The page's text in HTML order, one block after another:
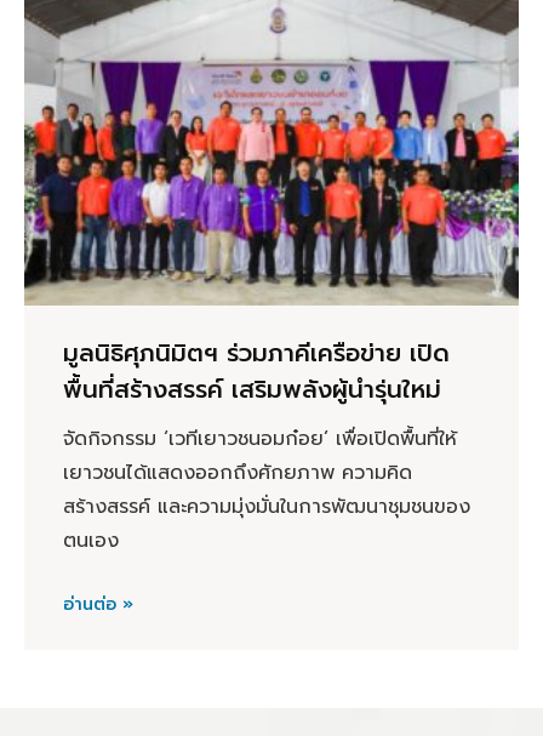
มูลนิธิศุภนิมิตฯ ร่วมภาคีเครือข่าย เปิด
พื้นที่สร้างสรรค์ เสริมพลังผู้นำรุ่นใหม่
จัดกิจกรรม ‘เวทีเยาวชนอมก๋อย’ เพื่อเปิดพื้นที่ให้
เยาวชนได้แสดงออกถึงศักยภาพ ความคิด
สร้างสรรค์ และความมุ่งมั่นในการพัฒนาชุมชนของ
ตนเอง
อ่านต่อ »